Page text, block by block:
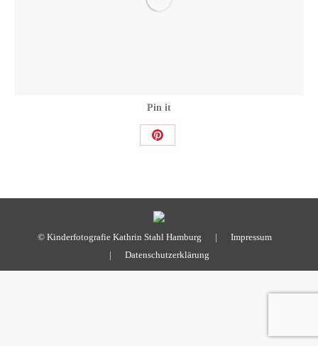
Pin it
Share
© Kinderfotografie Kathrin Stahl Hamburg | Impressum
| Datenschutzerklärung